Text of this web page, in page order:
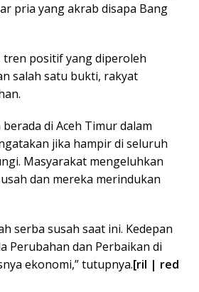
pria yang akrab disapa Bang
tren positif yang diperoleh
salah satu bukti, rakyat
di Aceh Timur dalam
jika hampir di seluruh
Masyarakat mengeluhkan
dan mereka merindukan
serba susah saat ini. Kedepan
Perubahan dan Perbaikan di
ekonomi,” tutupnya.[ril | red